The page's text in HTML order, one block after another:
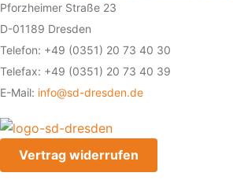
Pforzheimer Straße 23
D-01189 Dresden
Telefon: +49 (0351) 20 73 40 30
Telefax: +49 (0351) 20 73 40 39
E-Mail: info@sd-dresden.de
Vertrag widerrufen